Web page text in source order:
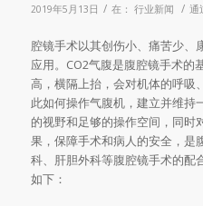
2019年5月13日 / 在： 行业新闻 / 通
腔镜手术以其创伤小、痛苦少、
应用。CO2气腹是腹腔镜手术的
高，横隔上抬，会对机体的呼吸
此如何操作气腹机，建立并维持
的视野和足够的操作空间，同时
果，保障手术和病人的安全，是
科、肝胆外科等腹腔镜手术的配
如下：